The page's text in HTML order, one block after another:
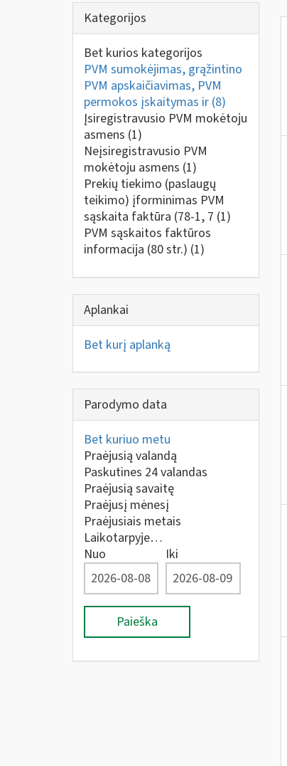
Kategorijos
Bet kurios kategorijos
PVM sumokėjimas, grąžintino
PVM apskaičiavimas, PVM
permokos įskaitymas ir (8)
Įsiregistravusio PVM mokėtoju
asmens (1)
Neįsiregistravusio PVM
mokėtoju asmens (1)
Prekių tiekimo (paslaugų
teikimo) įforminimas PVM
sąskaita faktūra (78-1, 7 (1)
PVM sąskaitos faktūros
informacija (80 str.) (1)
Aplankai
Bet kurį aplanką
Parodymo data
Bet kuriuo metu
Praėjusią valandą
Paskutines 24 valandas
Praėjusią savaitę
Praėjusį mėnesį
Praėjusiais metais
Laikotarpyje…
Nuo
Iki
Paieška